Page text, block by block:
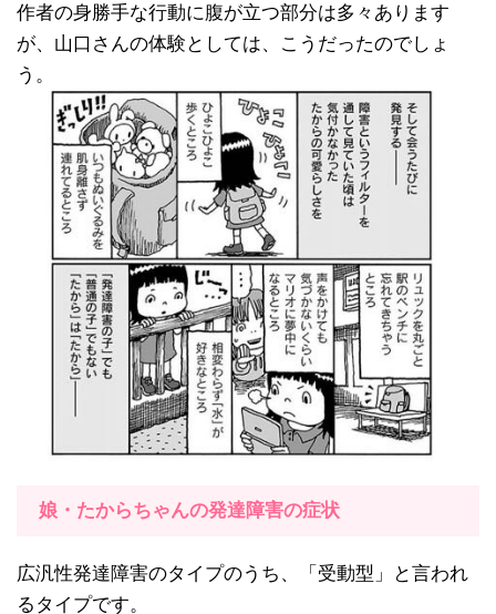
作者の身勝手な行動に腹が立つ部分は多々あります
が、山口さんの体験としては、こうだったのでしょ
う。
娘・たからちゃんの発達障害の症状
広汎性発達障害のタイプのうち、「受動型」と言われ
るタイプです。